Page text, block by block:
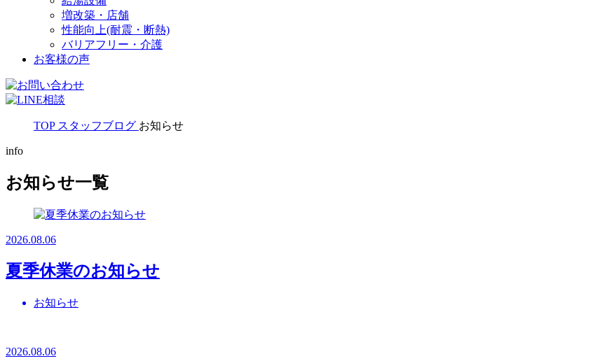
増改築・店舗
性能向上(耐震・断熱)
バリアフリー・介護
お客様の声
TOP スタッフブログ お知らせ
info
お知らせ一覧
2026.08.06
夏季休業のお知らせ
お知らせ
2026.08.06